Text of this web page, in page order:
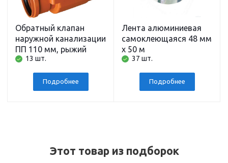
Обратный клапан
наружной канализации
ПП 110 мм, рыжий
13 шт.
Подробнее
Лента алюминиевая
самоклеющаяся 48 мм
х 50 м
37 шт.
Подробнее
Этот товар из подборок